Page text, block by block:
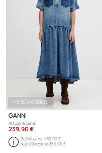
*-5 % V KOŠÍKU!
GANNI
Aktuálna cena:
239,90 €
Bežná cena:439,90 €
Najnižšia cena:259,90 €